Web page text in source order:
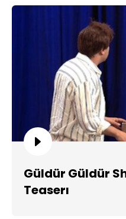
Güldür Güldür
Teaserı